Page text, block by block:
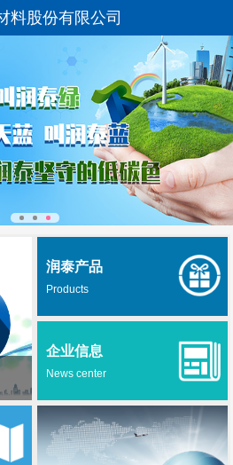
料股份有限公司
润泰产品
Products
企业信息
News center